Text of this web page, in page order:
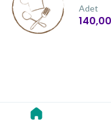
Adet
140,00